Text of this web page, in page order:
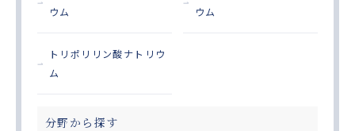
ウム
ウム
トリポリリン酸ナトリウ
ム
分野から探す